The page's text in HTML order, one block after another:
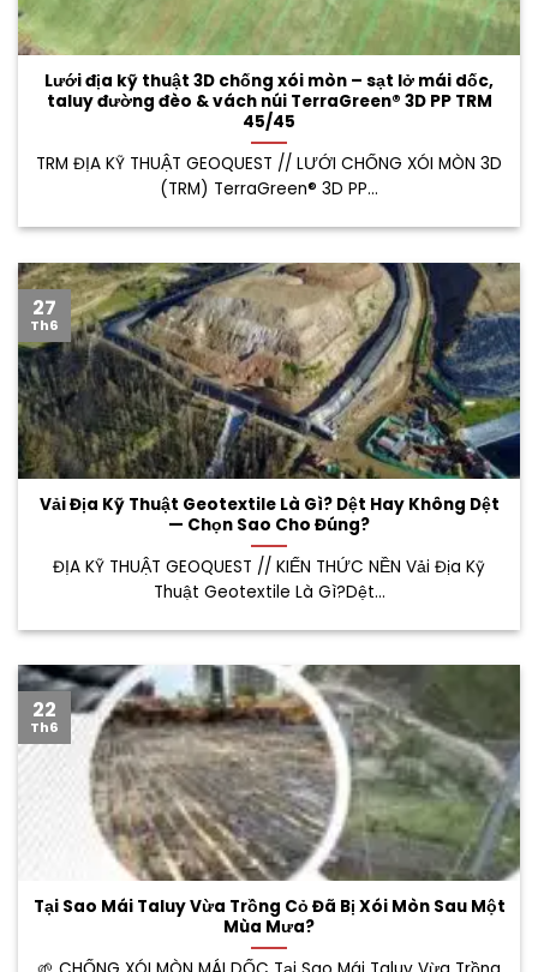
Lưới địa kỹ thuật 3D chống xói mòn – sạt lở mái dốc,
taluy đường đèo & vách núi TerraGreen® 3D PP TRM
45/45
TRM ĐỊA KỸ THUẬT GEOQUEST // LƯỚI CHỐNG XÓI MÒN 3D
(TRM) TerraGreen® 3D PP...
Vải Địa Kỹ Thuật Geotextile Là Gì? Dệt Hay Không Dệt
— Chọn Sao Cho Đúng?
ĐỊA KỸ THUẬT GEOQUEST // KIẾN THỨC NỀN Vải Địa Kỹ
Thuật Geotextile Là Gì?Dệt...
27
Th6
Tại Sao Mái Taluy Vừa Trồng Cỏ Đã Bị Xói Mòn Sau Một
Mùa Mưa?
22
Th6